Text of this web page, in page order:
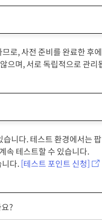
로, 사전 준비를 완료한 후
으며, 서로 독립적으로 관리
니다. 테스트 환경에서는
속 테스트할 수 있습니다.
니다.[테스트 포인트 신청]
?